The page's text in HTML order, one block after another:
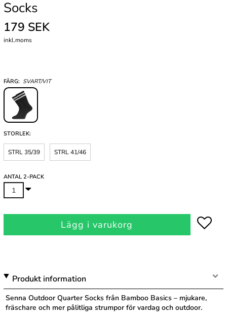
Socks
179 SEK
inkl.moms
FÄRG: SVART/VIT
STORLEK:
STRL 35/39 STRL 41/46
ANTAL 2-PACK
Lägg i varukorg
Produkt information
Senna Outdoor Quarter Socks från Bamboo Basics – mjukare,
fräschare och mer pålitliga strumpor för vardag och outdoor.